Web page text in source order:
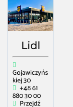
Lidl
Gojawiczyńs
kiej 30
+48 61
880 30 00
Przejdź